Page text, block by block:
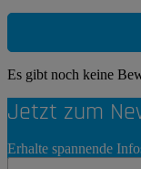
Es gibt noch keine
Jetzt zum
Erhalte spannende